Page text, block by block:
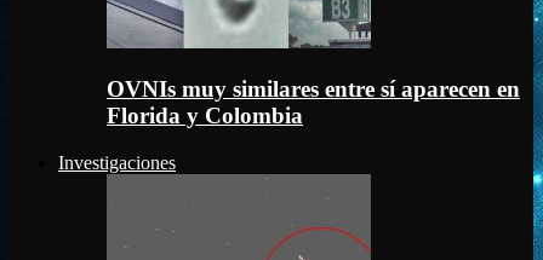
OVNIs muy similares entre sí aparecen en
Florida y Colombia
Investigaciones